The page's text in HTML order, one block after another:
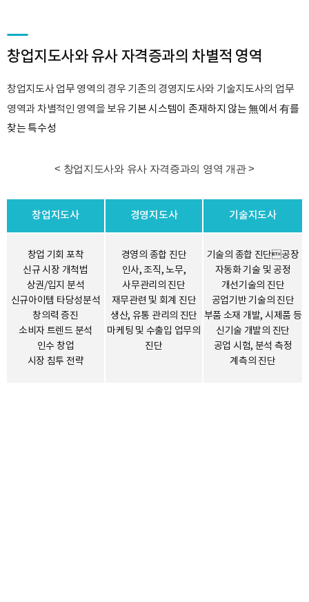
창업지도사와 유사 자격증과의 차별적 영역
창업지도사 업무 영역의 경우 기존의 경영지도사와 기술지도사의 업무
영역과 차별적인 영역을 보유 기본 시스템이 존재하지 않는無에서有를
찾는 특수성
< 창업지도사와 유사 자격증과의 영역 개관 >
창업지도사 경영지도사 기술지도사
창업 기회 포착
신규 시장 개척법
상권/입지 분석
신규아이템 타당성분석
창의력 증진
소비자 트렌드 분석
인수 창업
시장 침투 전략
경영의 종합 진단
인사, 조직, 노무,
사무관리의 진단
재무관련 및 회계 진단
생산, 유통 관리의 진단
마케팅 및 수출입 업무의
진단
기술의 종합 진단공장
자동화 기술 및 공정
개선기술의 진단
공업기반 기술의 진단
부품 소재 개발, 시제품 등
신기술 개발의 진단
공업 시험, 분석 측정
계측의 진단